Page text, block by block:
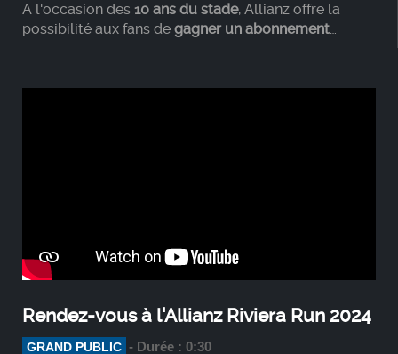
A l'occasion des 10 ans du stade, Allianz offre la
possibilité aux fans de gagner un abonnement
Rendez-vous à l'Allianz Riviera Run 2024
GRAND PUBLIC - Durée : 0:30